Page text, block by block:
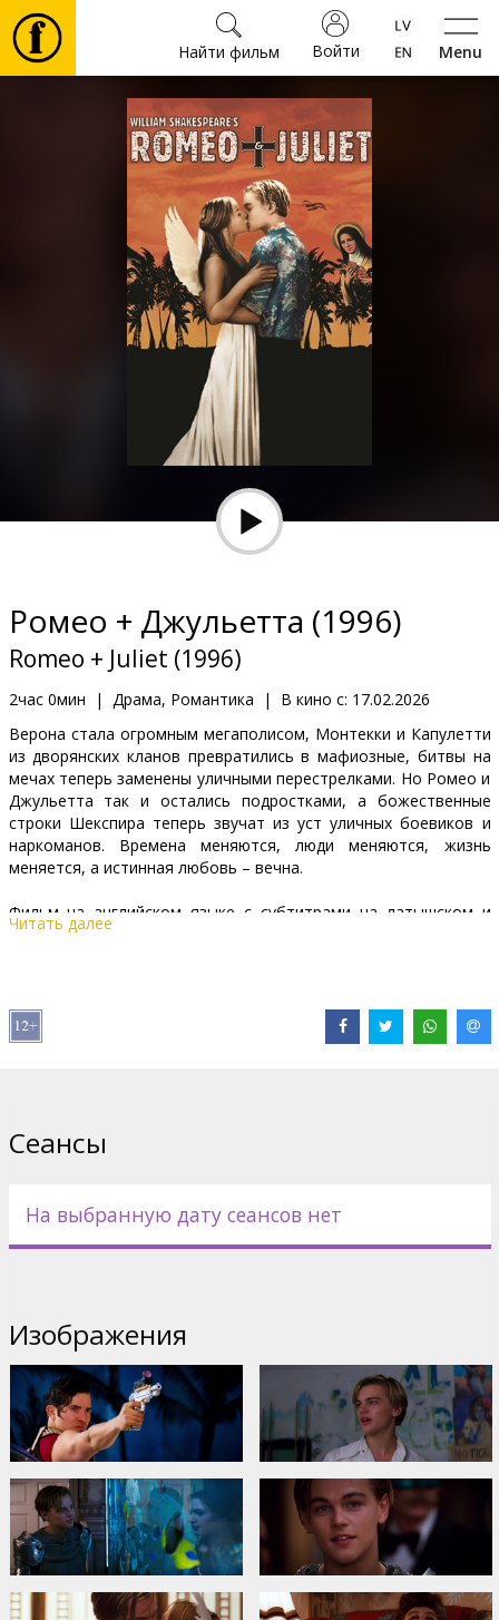
Menu
Войти
Найти фильм
Фильмы
Культура
Мероприятия
Клуб
Ромео + Джульетта (1996)
Romeo + Juliet (1996)
2час 0мин | Драма, Романтика | В кино с: 17.02.2026
Верона стала огромным мегаполисом, Монтекки и Капулетти
из дворянских кланов превратились в мафиозные, битвы на
мечах теперь заменены уличными перестрелками. Но Ромео и
Джульетта так и остались подростками, а божественные
строки Шекспира теперь звучат из уст уличных боевиков и
наркоманов. Времена меняются, люди меняются, жизнь
меняется, а истинная любовь – вечна.
Фильм на английском языке с субтитрами на латышском и
русском языках.
Дистрибьютор:
Pежиссер :
Читать далее
Сеансы
На выбранную дату сеансов нет
Изображения